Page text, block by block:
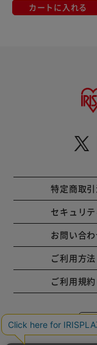
カートに入れる
特定商取
セキュリ
お問い合
ご利用方法
ご利用規約